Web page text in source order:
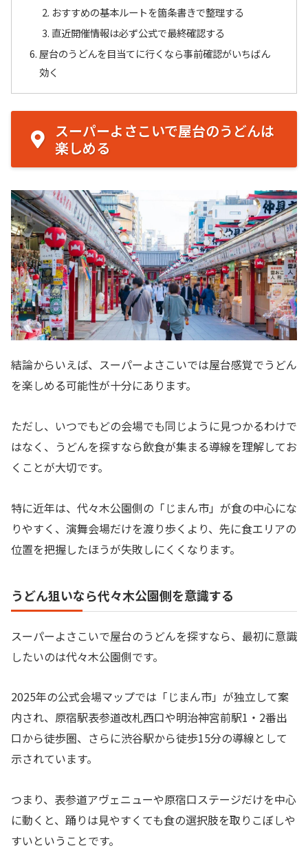
おすすめの基本ルートを箇条書きで整理する
直近開催情報は必ず公式で最終確認する
屋台のうどんを目当てに行くなら事前確認がいちばん
効く
スーパーよさこいで屋台のうどんは
楽しめる
結論からいえば、スーパーよさこいでは屋台感覚でうどん
を楽しめる可能性が十分にあります。
ただし、いつでもどの会場でも同じように見つかるわけで
はなく、うどんを探すなら飲食が集まる導線を理解してお
くことが大切です。
特に近年は、代々木公園側の「じまん市」が食の中心にな
りやすく、演舞会場だけを渡り歩くより、先に食エリアの
位置を把握したほうが失敗しにくくなります。
うどん狙いなら代々木公園側を意識する
スーパーよさこいで屋台のうどんを探すなら、最初に意識
したいのは代々木公園側です。
2025年の公式会場マップでは「じまん市」が独立して案
内され、原宿駅表参道改札西口や明治神宮前駅1・2番出
口から徒歩圏、さらに渋谷駅から徒歩15分の導線として
示されています。
つまり、表参道アヴェニューや原宿口ステージだけを中心
に動くと、踊りは見やすくても食の選択肢を取りこぼしや
すいということです。